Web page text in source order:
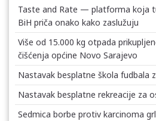
Taste and Rate — platforma koja
BiH priča onako kako zaslužuju
Više od 15.000 kg otpada
čišćenja općine Novo Sarajevo
Nastavak besplatne škola fudbala
Nastavak besplatne rekreacije za
Sedmica borbe protiv karcinoma